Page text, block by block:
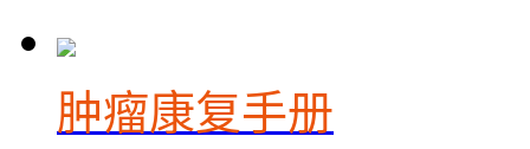
肿瘤康复手册